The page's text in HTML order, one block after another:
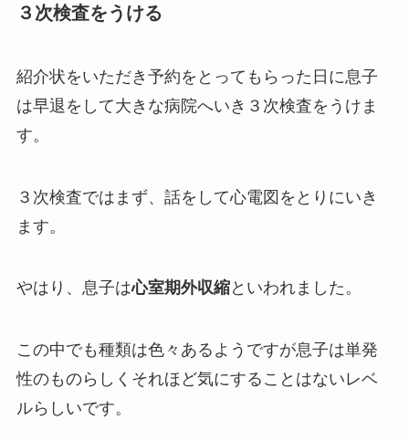
３次検査をうける
紹介状をいただき予約をとってもらった日に息子
は早退をして大きな病院へいき３次検査をうけま
す。
３次検査ではまず、話をして心電図をとりにいき
ます。
やはり、息子は心室期外収縮といわれました。
この中でも種類は色々あるようですが息子は単発
性のものらしくそれほど気にすることはないレベ
ルらしいです。